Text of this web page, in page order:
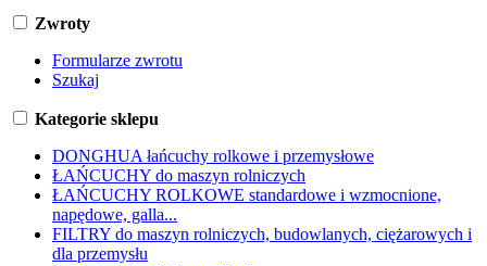
Zwroty
Formularze zwrotu
Szukaj
Kategorie sklepu
DONGHUA łańcuchy rolkowe i przemysłowe
ŁAŃCUCHY do maszyn rolniczych
ŁAŃCUCHY ROLKOWE standardowe i wzmocnione,
napędowe, galla...
FILTRY do maszyn rolniczych, budowlanych, ciężarowych i
dla przemysłu